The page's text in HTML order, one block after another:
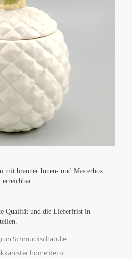
brauner Innen- und Masterbox.
Qualität und die Lieferfrist in
Schmuckschatulle
home deco